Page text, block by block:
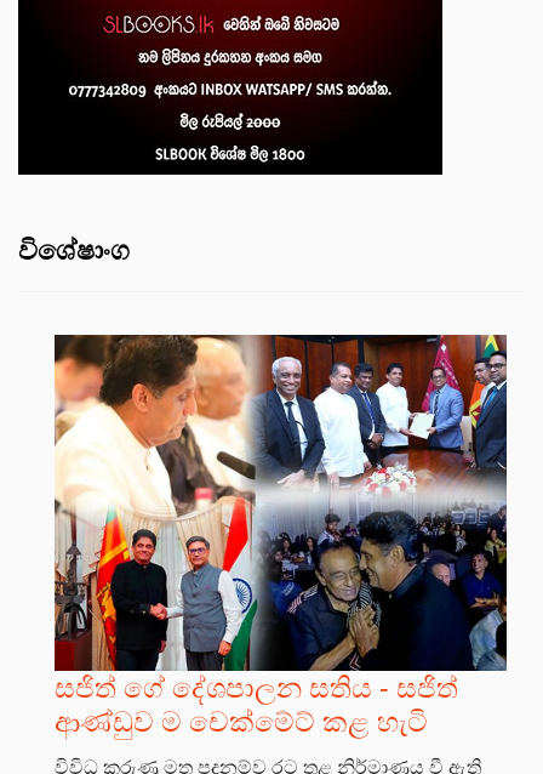
විශේෂාංග
සජිත් ගේ දේශපාලන සතිය - සජිත්
ආණ්ඩුව ම චෙක්මේට් කළ හැටි
විවිධ කරුණු මත පදනම්ව රට තුළ නිර්මාණය වී ඇති